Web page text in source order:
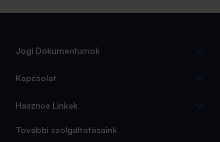
Jogi Dokumentumok
Kapcsolat
Hasznos Linkek
További szolgáltatásaink